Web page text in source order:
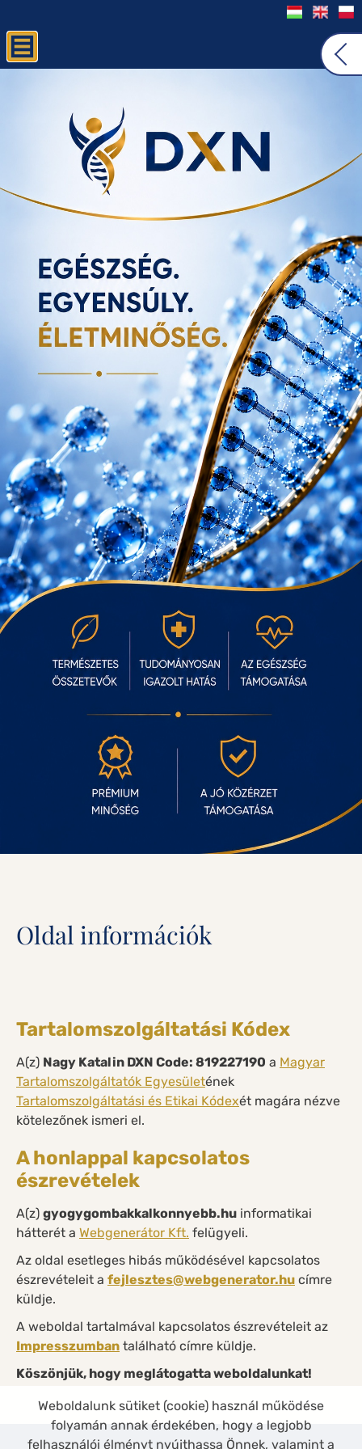
Oldal információk
Tartalomszolgáltatási Kódex
A(z) Nagy Katalin DXN Code: 819227190 a Magyar
Tartalomszolgáltatók Egyesületének
Tartalomszolgáltatási és Etikai Kódexét magára nézve
kötelezőnek ismeri el.
A honlappal kapcsolatos
észrevételek
A(z) gyogygombakkalkonnyebb.hu informatikai
hátterét a Webgenerátor Kft. felügyeli.
Az oldal esetleges hibás működésével kapcsolatos
észrevételeit a fejlesztes@webgenerator.hu címre
küldje.
A weboldal tartalmával kapcsolatos észrevételeit az
Impresszumban található címre küldje.
Köszönjük, hogy meglátogatta weboldalunkat!
Weboldalunk sütiket (cookie) használ működése
folyamán annak érdekében, hogy a legjobb
felhasználói élményt nyújthassa Önnek, valamint a